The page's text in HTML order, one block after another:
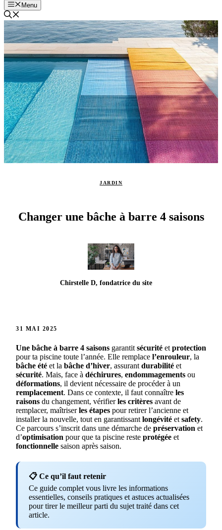
Menu
JARDIN
Changer une bâche à barre 4 saisons
Chirstelle D, fondatrice du site
31 MAI 2025
Une bâche à barre 4 saisons garantit sécurité et protection
pour ta piscine toute l’année. Elle remplace l’enrouleur, la
bâche été et la bâche d’hiver, assurant durabilité et
sécurité. Mais, face à déchirures, endommagements ou
déformations, il devient nécessaire de procéder à un
remplacement. Dans ce contexte, il faut connaître les
raisons du changement, vérifierles critères avant de
remplacer, maîtriserles étapes pour retirer l’ancienne et
installer la nouvelle, tout en garantissant longévité et safety.
Ce parcours s’inscrit dans une démarche de préservation et
d’optimisation pour que ta piscine reste protégée et
fonctionnelle saison après saison.
📋 Ce qu’il faut retenir
Ce guide complet vous livre les informations
essentielles, conseils pratiques et astuces actualisées
pour tirer le meilleur parti du sujet traité dans cet
article.